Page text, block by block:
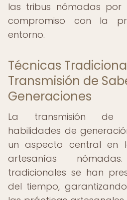
las tribus nómadas
compromiso con la
entorno.
Técnicas
Transmisión de
Generaciones
La transmisión de
habilidades de
un aspecto central en
artesanías
tradicionales se han
del tiempo,